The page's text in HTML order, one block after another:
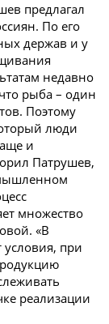
предлагал
По его
держав и у
недавно
рыба – один
Поэтому
люди
и
Патрушев,
множество
«В
условия, при
реализации